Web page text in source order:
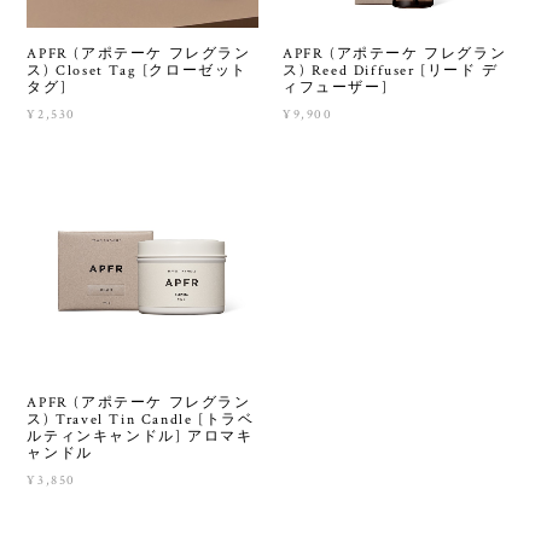
APFR (アポテーケ フレグラン
ス) Closet Tag [クローゼット
タグ]
¥2,530
APFR (アポテーケ フレグラン
ス) Reed Diffuser [リード デ
ィフューザー]
¥9,900
APFR (アポテーケ フレグラン
ス) Travel Tin Candle [トラベ
ルティンキャンドル] アロマキ
ャンドル
¥3,850